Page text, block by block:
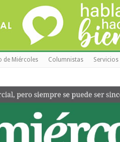
de Miércoles Columnistas Servicios